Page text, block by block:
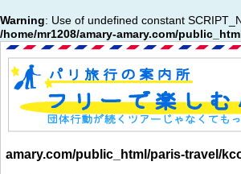
Warning: Use of undefined constant
/home/mr1208/amary-amary.com/
amary.com/public_html/paris-travel/